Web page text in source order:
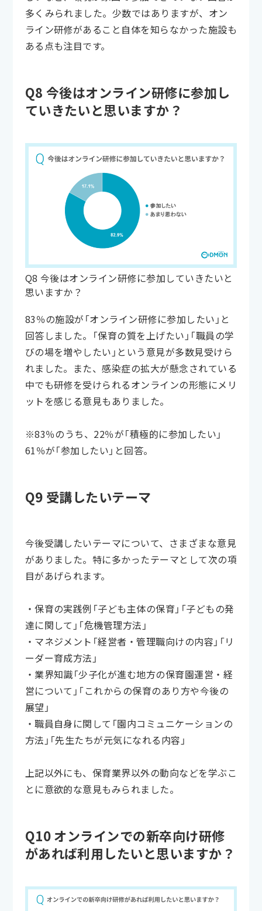
多くみられました。少数ではありますが、オン
ライン研修があること自体を知らなかった施設も
ある点も注目です。
Q8 今後はオンライン研修に参加し
ていきたいと思いますか？
Q8 今後はオンライン研修に参加していきたいと
思いますか？
83％の施設が「オンライン研修に参加したい」と
回答しました。「保育の質を上げたい」「職員の学
びの場を増やしたい」という意見が多数見受けら
れました。また、感染症の拡大が懸念されている
中でも研修を受けられるオンラインの形態にメリ
ットを感じる意見もありました。
※83％のうち、22％が「積極的に参加したい」
61％が「参加したい」と回答。
Q9 受講したいテーマ
今後受講したいテーマについて、さまざまな意見
がありました。特に多かったテーマとして次の項
目があげられます。
・保育の実践例「子ども主体の保育」「子どもの発
達に関して」「危機管理方法」
・マネジメント「経営者・管理職向けの内容」「リ
ーダー育成方法」
・業界知識「少子化が進む地方の保育園運営・経
営について」「これからの保育のあり方や今後の
展望」
・職員自身に関して「園内コミュニケーションの
方法」「先生たちが元気になれる内容」
上記以外にも、保育業界以外の動向などを学ぶこ
とに意欲的な意見もみられました。
Q10 オンラインでの新卒向け研修
があれば利用したいと思いますか？